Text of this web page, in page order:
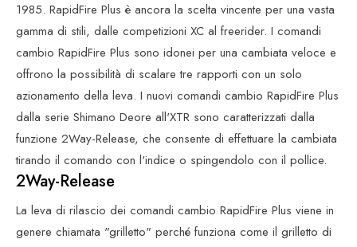
1985. RapidFire Plus è ancora la scelta vincente per una vasta
gamma di stili, dalle competizioni XC al freerider. I comandi
cambio RapidFire Plus sono idonei per una cambiata veloce e
offrono la possibilità di scalare tre rapporti con un solo
azionamento della leva. I nuovi comandi cambio RapidFire Plus
dalla serie Shimano Deore all'XTR sono caratterizzati dalla
funzione 2Way-Release, che consente di effettuare la cambiata
tirando il comando con l'indice o spingendolo con il pollice.
2Way-Release
La leva di rilascio dei comandi cambio RapidFire Plus viene in
genere chiamata "grilletto" perché funziona come il grilletto di